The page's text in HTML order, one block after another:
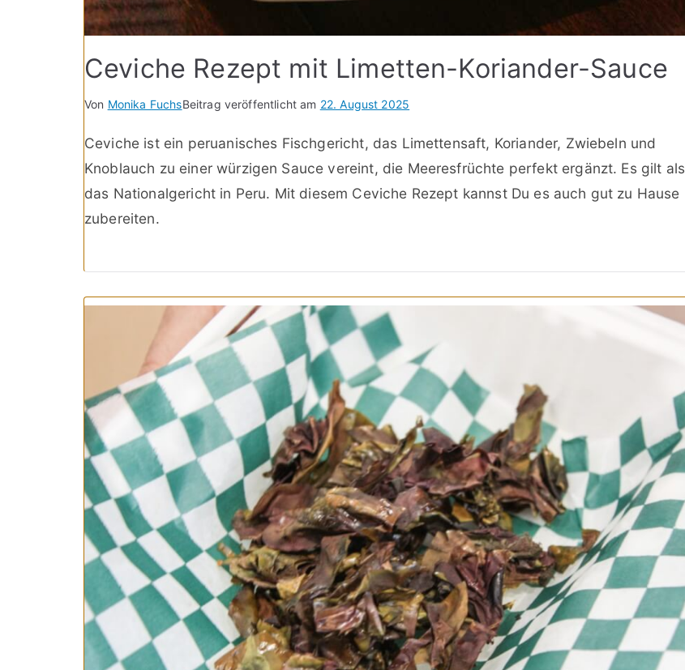
Ceviche Rezept mit Limetten-Koriander-Sauce
Von Monika FuchsBeitrag veröffentlicht am 22. August 2025
Ceviche ist ein peruanisches Fischgericht, das Limettensaft, Koriander, Zwiebeln und
Knoblauch zu einer würzigen Sauce vereint, die Meeresfrüchte perfekt ergänzt. Es gilt als
das Nationalgericht in Peru. Mit diesem Ceviche Rezept kannst Du es auch gut zu Hause
zubereiten.